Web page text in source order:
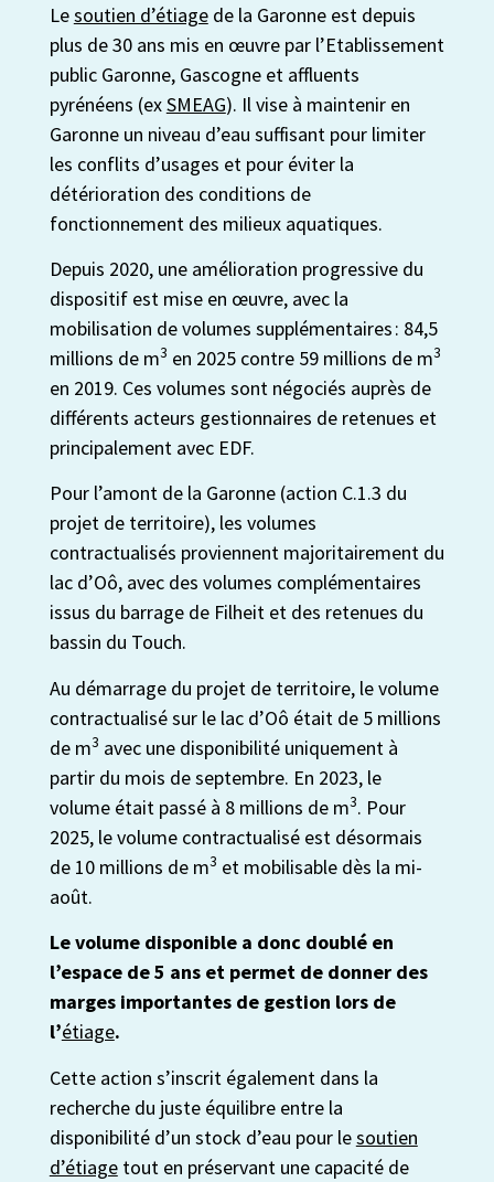
Lesoutien d’étiagede la Garonne est depuis
plus de 30 ans mis en œuvre par l’Etablissement
public Garonne, Gascogne et affluents
pyrénéens (exSMEAG). Il vise à maintenir en
Garonne un niveau d’eau suffisant pour limiter
les conflits d’usages et pour éviter la
détérioration des conditions de
fonctionnement des milieux aquatiques.
Depuis 2020, une amélioration progressive du
dispositif est mise en œuvre, avec la
mobilisation de volumes supplémentaires : 84,5
millions de m3 en 2025 contre 59 millions de m3
en 2019. Ces volumes sont négociés auprès de
différents acteurs gestionnaires de retenues et
principalement avec EDF.
Pour l’amont de la Garonne (action C.1.3 du
projet de territoire), les volumes
contractualisés proviennent majoritairement du
lac d’Oô, avec des volumes complémentaires
issus du barrage de Filheit et des retenues du
bassin du Touch.
Au démarrage du projet de territoire, le volume
contractualisé sur le lac d’Oô était de 5 millions
de m3 avec une disponibilité uniquement à
partir du mois de septembre. En 2023, le
volume était passé à 8 millions de m3. Pour
2025, le volume contractualisé est désormais
de 10 millions de m3 et mobilisable dès la mi-
août.
Le volume disponible a donc doublé en
l’espace de 5 ans et permet de donner des
marges importantes de gestion lors de
l’étiage.
Cette action s’inscrit également dans la
recherche du juste équilibre entre la
disponibilité d’un stock d’eau pour lesoutien
d’étiagetout en préservant une capacité de